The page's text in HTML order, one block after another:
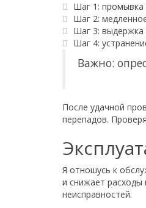
Шаг 1: промывка
Шаг 2:
Шаг 3: выдержка
Шаг 4:
Важно:
После удачной
перепадов.
Я отношусь к
и снижает
неисправностей.